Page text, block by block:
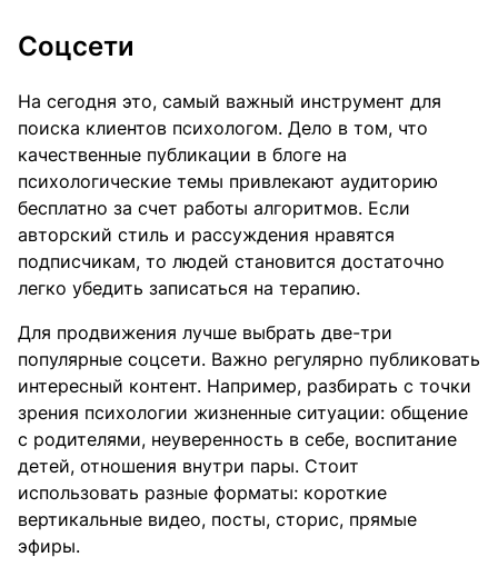
Соцсети
На сегодня это, самый важный инструмент для
поиска клиентов психологом. Дело в том, что
качественные публикации в блоге на
психологические темы привлекают аудиторию
бесплатно за счет работы алгоритмов. Если
авторский стиль и рассуждения нравятся
подписчикам, то людей становится достаточно
легко убедить записаться на терапию.
Для продвижения лучше выбрать две-три
популярные соцсети. Важно регулярно публиковать
интересный контент. Например, разбирать с точки
зрения психологии жизненные ситуации: общение
с родителями, неуверенность в себе, воспитание
детей, отношения внутри пары. Стоит
использовать разные форматы: короткие
вертикальные видео, посты, сторис, прямые
эфиры.